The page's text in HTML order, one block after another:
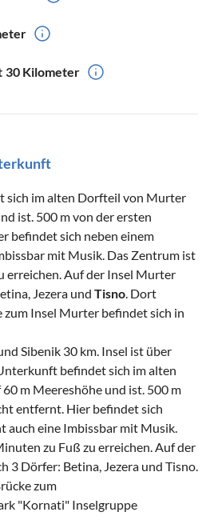
30 Kilometer
sich im alten Dorfteil von Murter
ist. 500 m von der ersten
befindet sich neben einem
mit Musik. Das Zentrum ist
erreichen. Auf der Insel Murter
Jezera und Tisno . Dort
zum Insel Murter befindet sich in
Sibenik 30 km. Insel ist über
befindet sich im alten
m Meereshöhe und ist. 500 m
entfernt. Hier befindet sich
auch eine Imbissbar mit Musik.
zu Fuß zu erreichen. Auf der
3 Dörfer: Betina, Jezera und Tisno.
zum
"Kornati" Inselgruppe